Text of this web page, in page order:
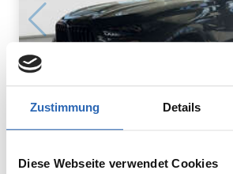
Zustimmung Details
Diese Webseite verwendet Cookies
Diesel 0km